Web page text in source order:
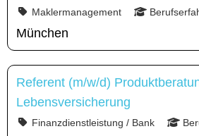
Maklermanagement
München
Referent (m/w/d)
Lebensversicherung
Finanzdienstleistung / Bank